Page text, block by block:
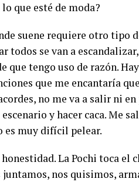
que esté de moda?
suene requiere otro tipo
todos se van a
que tengo uso de razón.
que me encantaría
no me va a salir ni
y hacer caca. Me
es muy difícil pelear.
La Pochi toca
nos quisimos,